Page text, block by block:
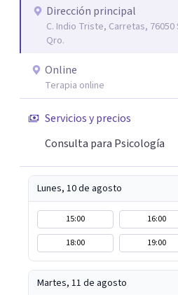
Dirección principal
C. Indio Triste, Carretas,
Qro.
Online
Terapia online
Servicios y precios
Consulta para Psicología
Lunes, 10 de agosto
15:00 16:00
18:00
19:00
Martes, 11 de agosto